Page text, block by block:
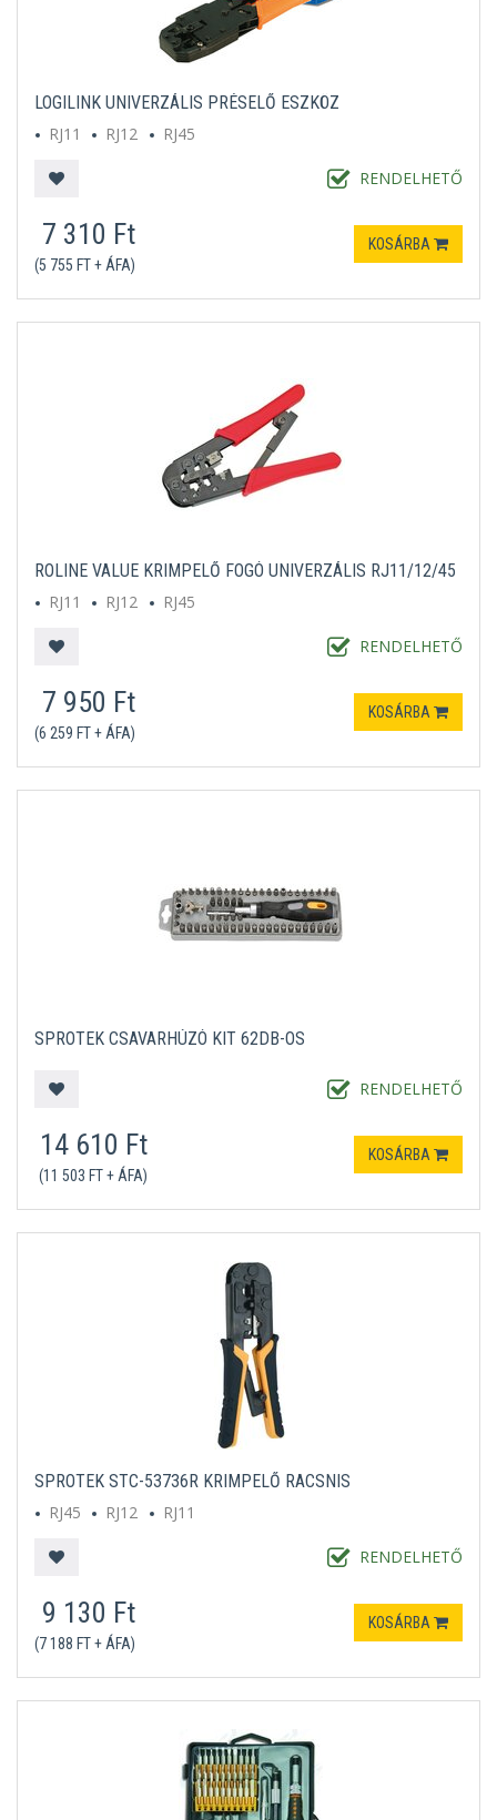
LOGILINK UNIVERZÁLIS PRÉSELŐ ESZKÖZ
RJ11
RJ12 RJ45
RENDELHETŐ
7 310 Ft
(5 755 FT + ÁFA)
KOSÁRBA
ROLINE VALUE KRIMPELŐ FOGÓ UNIVERZÁLIS RJ11/12/45
RJ11
RJ12 RJ45
RENDELHETŐ
7 950 Ft
(6 259 FT + ÁFA)
KOSÁRBA
SPROTEK CSAVARHÚZÓ KIT 62DB-OS
RENDELHETŐ
14 610 Ft
(11 503 FT + ÁFA)
KOSÁRBA
SPROTEK STC-53736R KRIMPELŐ RACSNIS
RJ45
RJ12 RJ11
RENDELHETŐ
9 130 Ft
(7 188 FT + ÁFA)
KOSÁRBA